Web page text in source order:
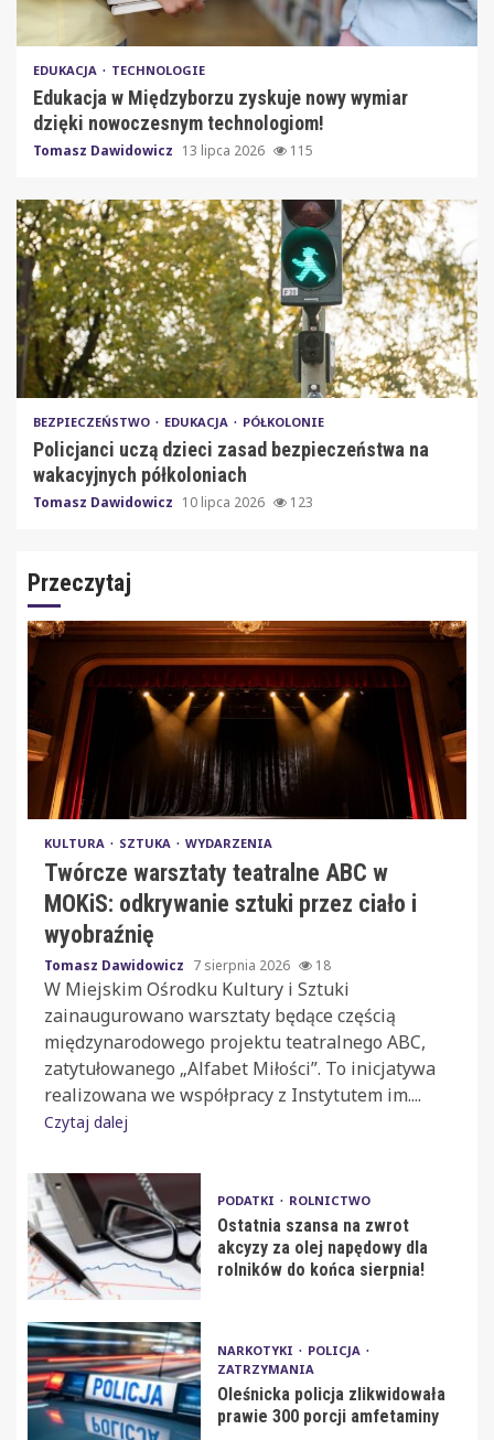
EDUKACJA TECHNOLOGIE
Edukacja w Międzyborzu zyskuje nowy wymiar
dzięki nowoczesnym technologiom!
Tomasz Dawidowicz 13 lipca 2026 115
BEZPIECZEŃSTWO EDUKACJA PÓŁKOLONIE
Policjanci uczą dzieci zasad bezpieczeństwa na
wakacyjnych półkoloniach
Tomasz Dawidowicz 10 lipca 2026 123
Przeczytaj
KULTURA SZTUKA WYDARZENIA
Twórcze warsztaty teatralne ABC w
MOKiS: odkrywanie sztuki przez ciało i
wyobraźnię
Tomasz Dawidowicz 7 sierpnia 2026 18
W Miejskim Ośrodku Kultury i Sztuki
zainaugurowano warsztaty będące częścią
międzynarodowego projektu teatralnego ABC,
zatytułowanego „Alfabet Miłości”. To inicjatywa
realizowana we współpracy z Instytutem im....
Czytaj dalej
PODATKI ROLNICTWO
Ostatnia szansa na zwrot
akcyzy za olej napędowy dla
rolników do końca sierpnia!
NARKOTYKI
POLICJA
ZATRZYMANIA
Oleśnicka policja zlikwidowała
prawie 300 porcji amfetaminy